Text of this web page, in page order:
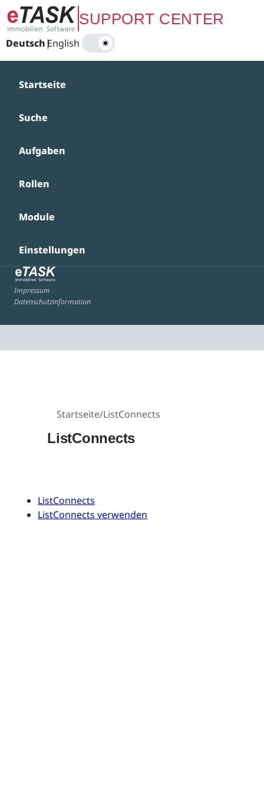
Zum Hauptinhalt springenSUPPORT CENTER
Deutsch|
English
Startseite
Suche
Aufgaben
Rollen
Module
Einstellungen
Impressum
Datenschutzinformation
Startseite/ListConnects
ListConnects
ListConnects
ListConnects verwenden